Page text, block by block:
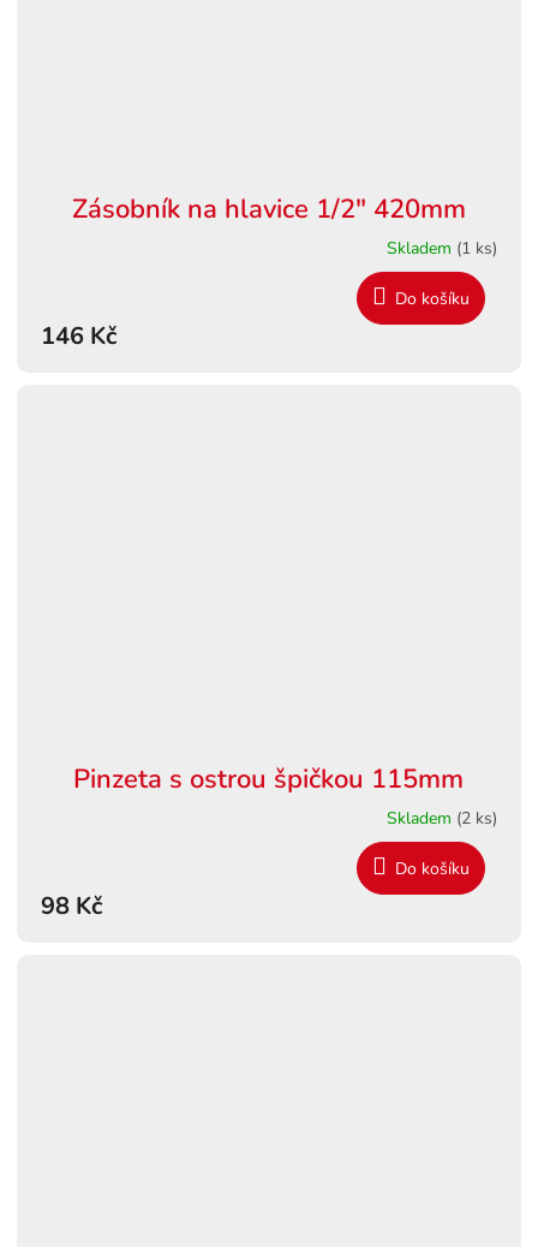
Zásobník na hlavice 1/2" 420mm
Skladem (1 ks)
146 Kč
Do košíku
Pinzeta s ostrou špičkou 115mm
Skladem (2 ks)
98 Kč
Do košíku